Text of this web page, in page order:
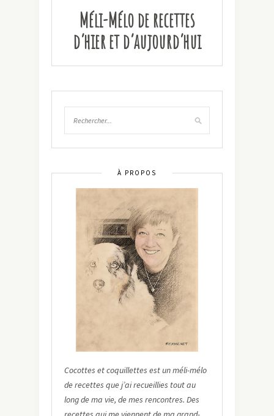
Méli-Mélo de recettes
d’hier et d’aujourd’hui
À PROPOS
Cocottes et coquillettes est un méli-mélo
de recettes que j’ai recueillies tout au
long de ma vie, de mes rencontres. Des